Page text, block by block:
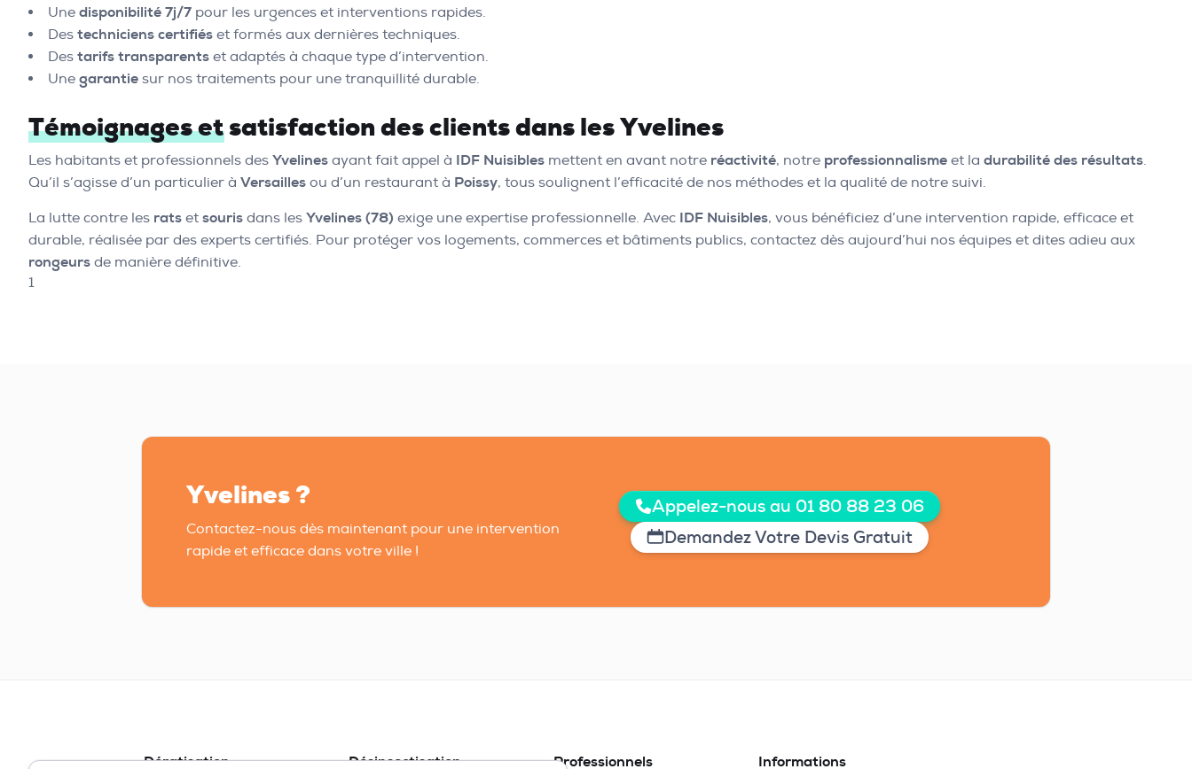
Une disponibilité 7j/7 pour les urgences et interventions rapides.
Des techniciens certifiés et formés aux dernières techniques.
Des tarifs transparents et adaptés à chaque type d’intervention.
Une garantie sur nos traitements pour une tranquillité durable.
Témoignages et satisfaction des clients dans les Yvelines
Les habitants et professionnels des Yvelines ayant fait appel à IDF Nuisibles mettent en avant notre réactivité, notre professionnalisme et la durabilité des résultats.
Qu’il s’agisse d’un particulier à Versailles ou d’un restaurant à Poissy, tous soulignent l’efficacité de nos méthodes et la qualité de notre suivi.
La lutte contre les rats et souris dans les Yvelines (78) exige une expertise professionnelle. Avec IDF Nuisibles, vous bénéficiez d’une intervention rapide, efficace et
durable, réalisée par des experts certifiés. Pour protéger vos logements, commerces et bâtiments publics, contactez dès aujourd’hui nos équipes et dites adieu aux
rongeurs de manière définitive.
1
Yvelines ?
Contactez-nous dès maintenant pour une intervention
rapide et efficace dans votre ville !
Appelez-nous au 01 80 88 23 06
Demandez Votre Devis Gratuit
Dératisation Désinsectisation Professionnels Informations